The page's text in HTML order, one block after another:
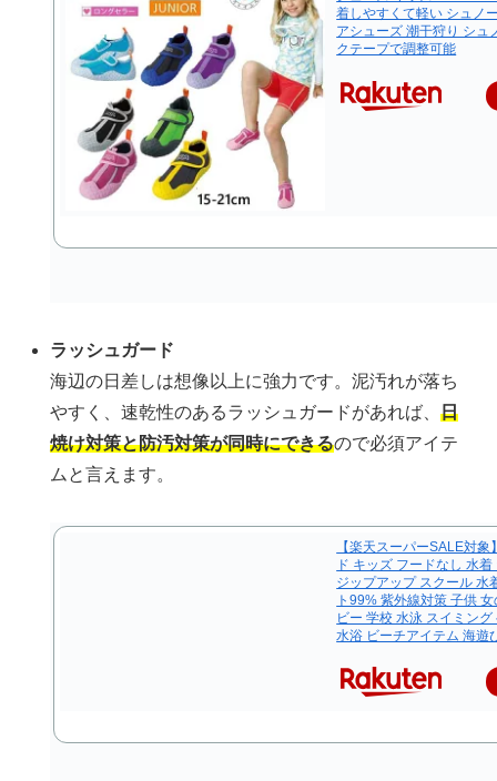
着しやすくて軽い シュノ
アシューズ 潮干狩り シュ
クテープで調整可能
ラッシュガード
海辺の日差しは想像以上に強力です。泥汚れが落ち
やすく、速乾性のあるラッシュガードがあれば、日
焼け対策と防汚対策が同時にできるので必須アイテ
ムと言えます。
【楽天スーパーSALE対
ド キッズ フードなし 水
ジップアップ スクール 水
ト99% 紫外線対策 子供
ビー 学校 水泳 スイミン
水浴 ビーチアイテム 海遊